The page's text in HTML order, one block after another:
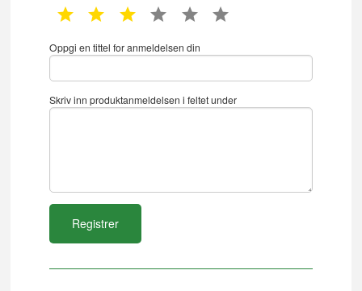
1 star 2 star 3 star 4 star 5 star
Oppgi en tittel for anmeldelsen din
Skriv inn produktanmeldelsen i feltet under